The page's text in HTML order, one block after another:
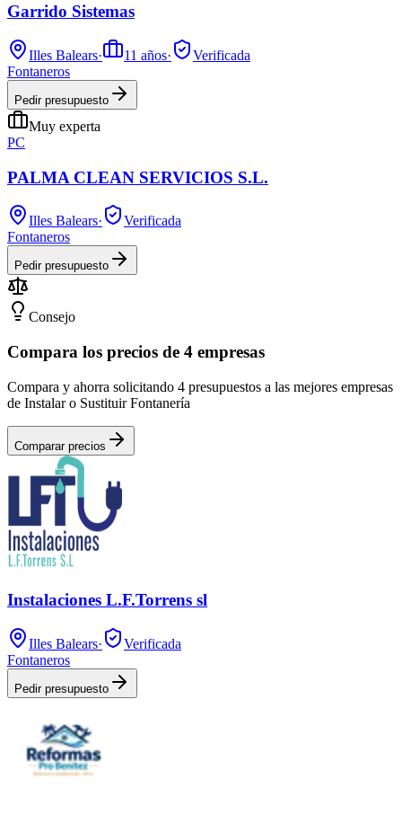
Garrido Sistemas
Illes Balears· 11 años·
Verificada
Fontaneros
Pedir presupuesto
Muy experta
PC
PALMA CLEAN SERVICIOS S.L.
Illes Balears·
Verificada
Fontaneros
Pedir presupuesto
Consejo
Compara los precios de 4 empresas
Compara y ahorra solicitando 4 presupuestos a las mejores empresas
de Instalar o Sustituir Fontanería
Comparar precios
Instalaciones L.F.Torrens sl
Illes Balears·
Verificada
Fontaneros
Pedir presupuesto